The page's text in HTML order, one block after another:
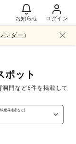
お知らせ ログイン
ンダー ）
ポット
門など6件を掲載して
,世界遺産など)